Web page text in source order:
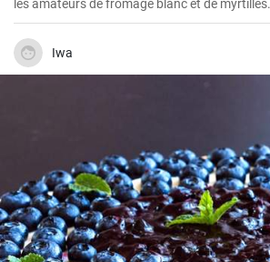
les amateurs de fromage blanc et de myrtilles.
Iwa